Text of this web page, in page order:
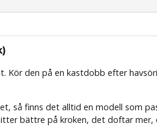
den på en kastdobb efter
så finns det alltid en modell som
bättre på kroken, det doftar mer,